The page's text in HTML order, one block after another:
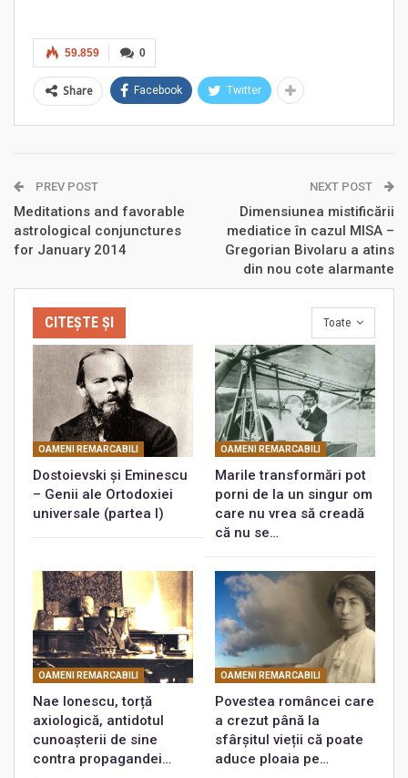
0
59.859
Share Facebook Twitter
PREV POST
Meditations and favorable
astrological conjunctures
for January 2014
NEXT POST
Dimensiunea mistificării
mediatice în cazul MISA –
Gregorian Bivolaru a atins
din nou cote alarmante
Toate
CITEȘTE ȘI
OAMENI REMARCABILI
Dostoievski și Eminescu
– Genii ale Ortodoxiei
universale (partea I)
OAMENI REMARCABILI
Marile transformări pot
porni de la un singur om
care nu vrea să creadă
că nu se…
OAMENI REMARCABILI
Nae Ionescu, torță
axiologică, antidotul
cunoașterii de sine
contra propagandei…
OAMENI REMARCABILI
Povestea româncei care
a crezut până la
sfârșitul vieții că poate
aduce ploaia pe…